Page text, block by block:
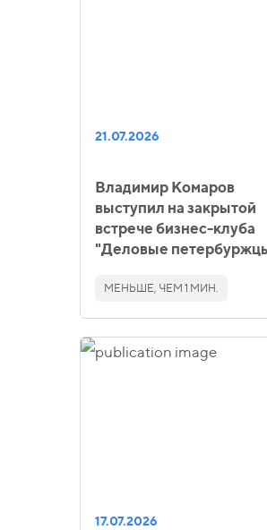
21.07.2026
Владимир Комаров
выступил на закрытой
встрече бизнес-клуба
"Деловые
МЕНЬШЕ, ЧЕМ 1 МИН.
17.07.2026